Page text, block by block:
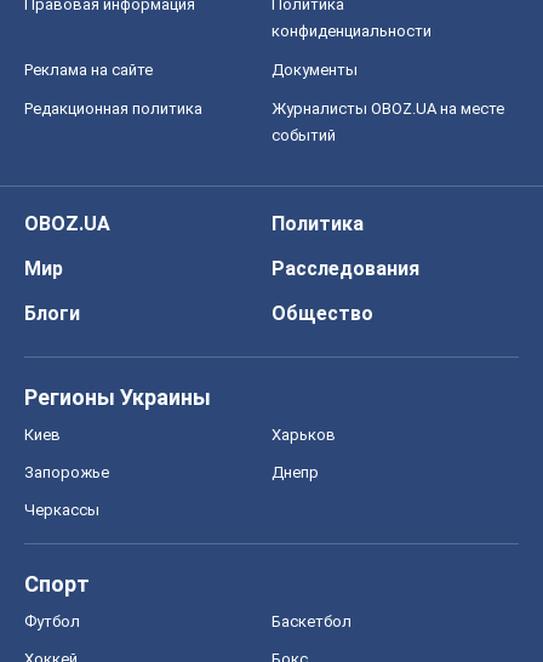
Правовая информация
Политика
конфиденциальности
Реклама на сайте Документы
Редакционная политика
Журналисты OBOZ.UA на месте
событий
OBOZ.UA
Политика
Мир
Расследования
Блоги
Общество
Регионы Украины
Киев Харьков
Запорожье Днепр
Черкассы
Спорт
Футбол Баскетбол